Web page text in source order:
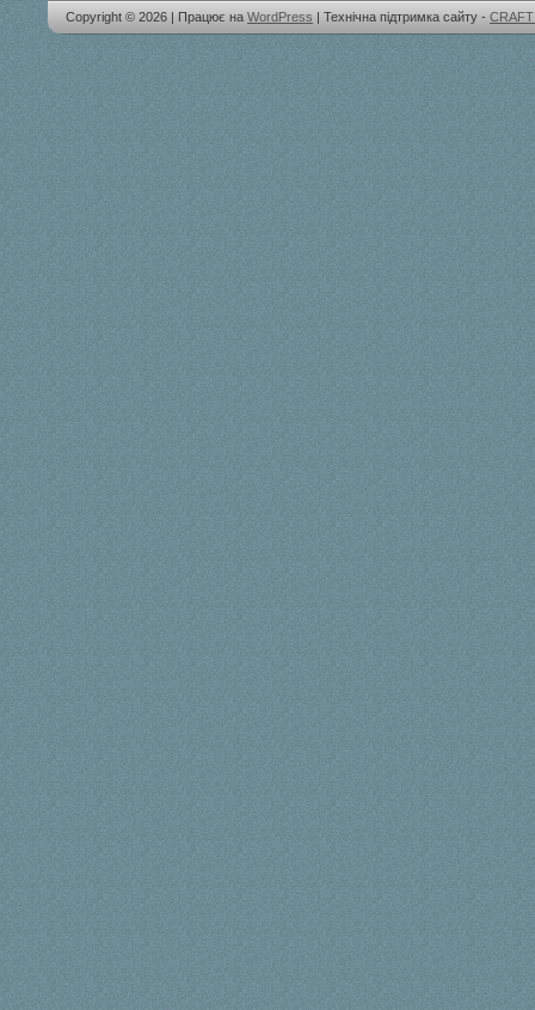
Copyright © 2026 | Працює на WordPress | Технічна підтримка сайту -